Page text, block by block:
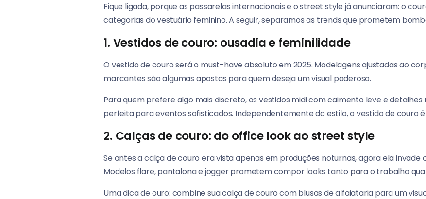
Fique ligada, porque as passarelas internacionais e o street style já anunciaram: o
categorias do vestuário feminino. A seguir, separamos as trends que prometem
1. Vestidos de couro: ousadia e feminilidade
O vestido de couro será o must-have absoluto em 2025. Modelagens ajustadas ao
marcantes são algumas apostas para quem deseja um visual poderoso.
Para quem prefere algo mais discreto, os vestidos midi com caimento leve e detalhes
perfeita para eventos sofisticados. Independentemente do estilo, o vestido de couro
2. Calças de couro: do office look ao street style
Se antes a calça de couro era vista apenas em produções noturnas, agora ela invade
Modelos flare, pantalona e jogger prometem compor looks tanto para o trabalho
Uma dica de ouro: combine sua calça de couro com blusas de alfaiataria para um